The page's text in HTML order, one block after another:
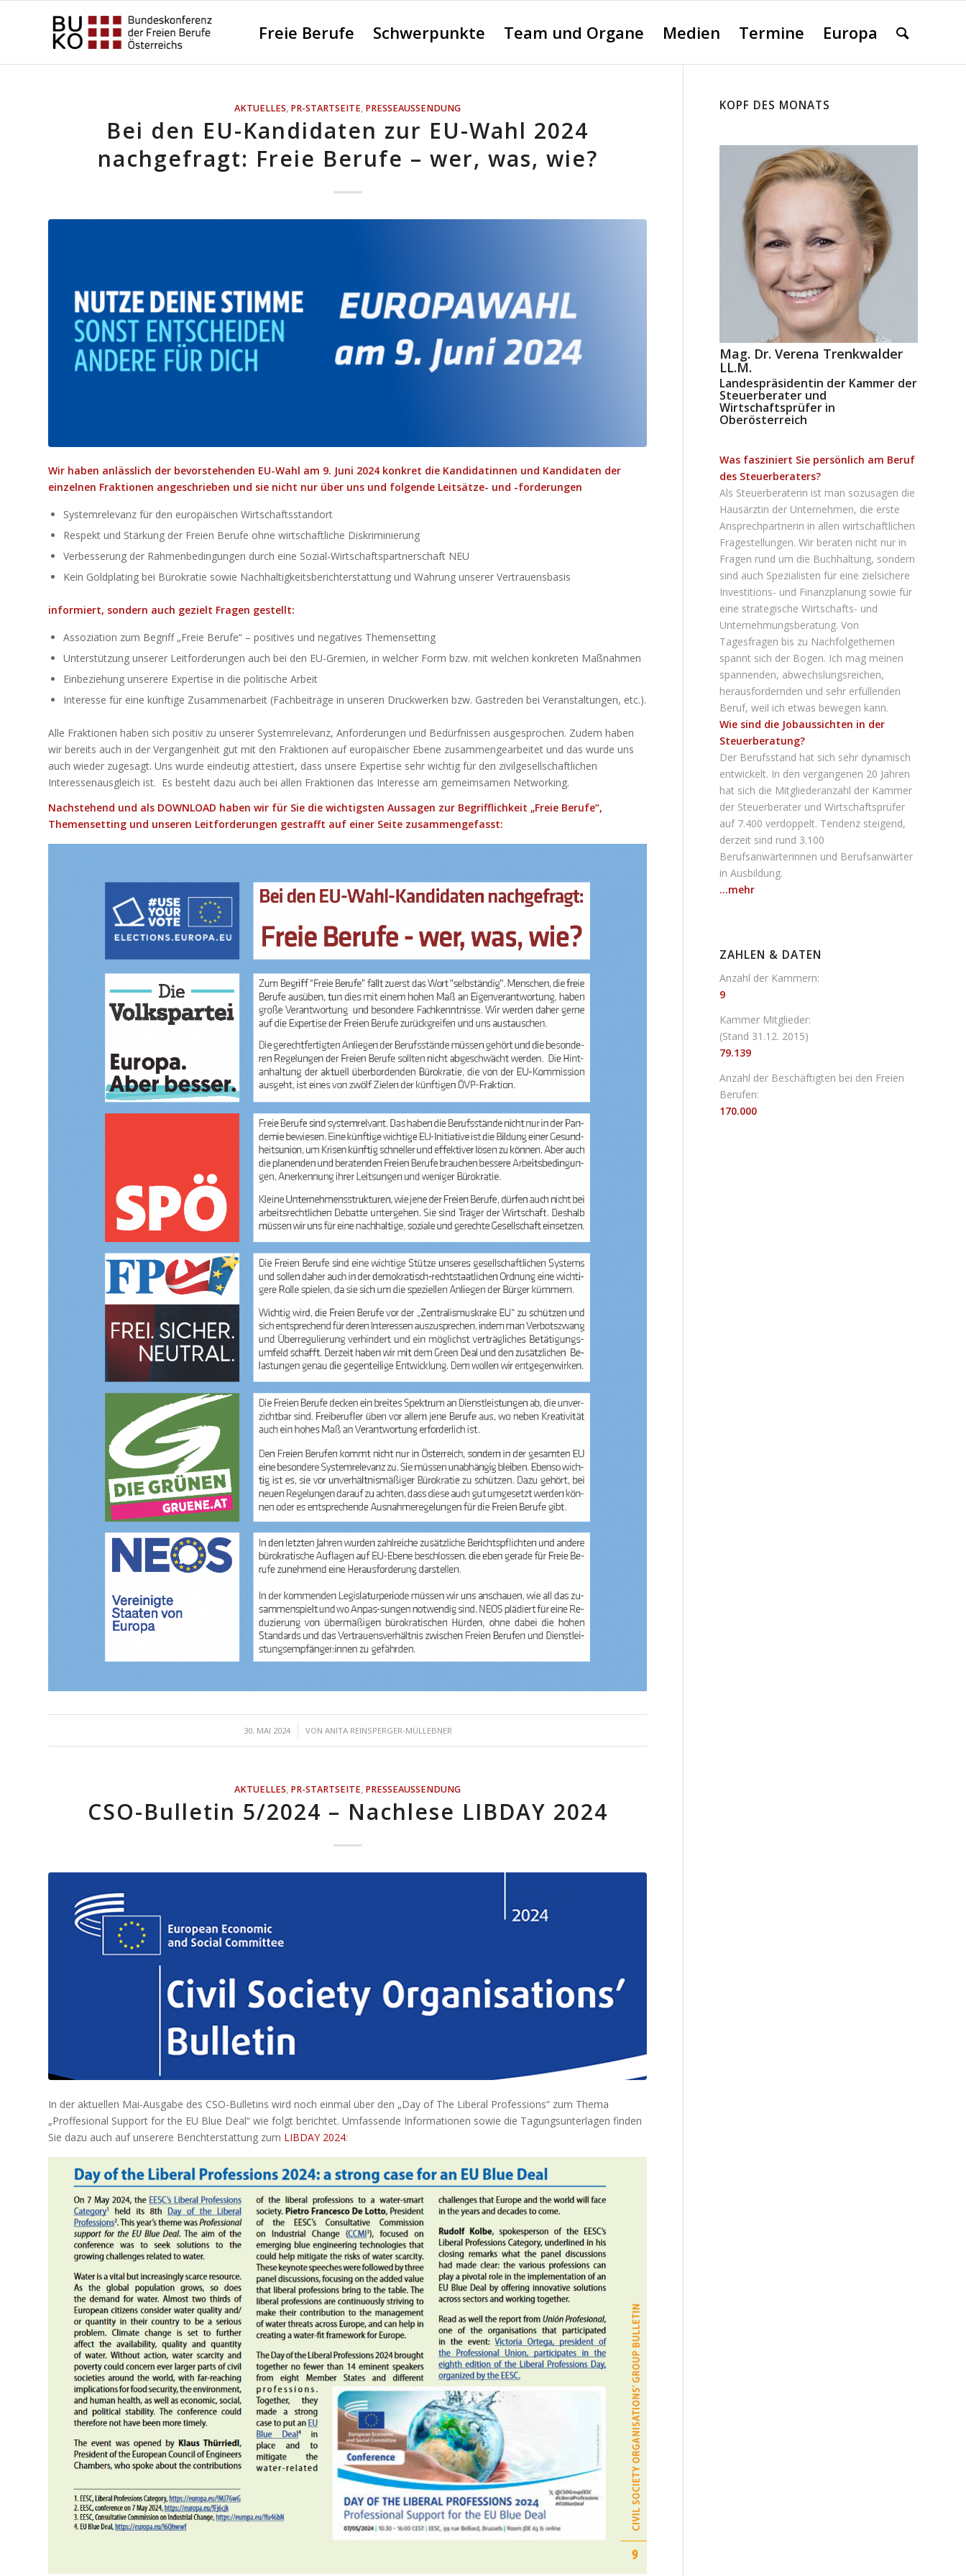
Freie Berufe Schwerpunkte Team und Organe Medien Termine Europa
AKTUELLES, PR-STARTSEITE, PRESSEAUSSENDUNG
Bei den EU-Kandidaten zur EU-Wahl 2024
nachgefragt: Freie Berufe – wer, was, wie?
Wir haben anlässlich der bevorstehenden EU-Wahl am 9. Juni 2024 konkret die Kandidatinnen und Kandidaten der
einzelnen Fraktionen angeschrieben und sie nicht nur über uns und folgende Leitsätze- und -forderungen
Systemrelevanz für den europäischen Wirtschaftsstandort
Respekt und Stärkung der Freien Berufe ohne wirtschaftliche Diskriminierung
Verbesserung der Rahmenbedingungen durch eine Sozial-Wirtschaftspartnerschaft NEU
Kein Goldplating bei Bürokratie sowie Nachhaltigkeitsberichterstattung und Wahrung unserer Vertrauensbasis
informiert, sondern auch gezielt Fragen gestellt:
Assoziation zum Begriff „Freie Berufe“ – positives und negatives Themensetting
Unterstützung unserer Leitforderungen auch bei den EU-Gremien, in welcher Form bzw. mit welchen konkreten Maßnahmen
Einbeziehung unserere Expertise in die politische Arbeit
Interesse für eine künftige Zusammenarbeit (Fachbeiträge in unseren Druckwerken bzw. Gastreden bei Veranstaltungen, etc.).
Alle Fraktionen haben sich positiv zu unserer Systemrelevanz, Anforderungen und Bedürfnissen ausgesprochen. Zudem haben
wir bereits auch in der Vergangenheit gut mit den Fraktionen auf europäischer Ebene zusammengearbeitet und das wurde uns
auch wieder zugesagt. Uns wurde eindeutig attestiert, dass unsere Expertise sehr wichtig für den zivilgesellschaftlichen
Interessenausgleich ist. Es besteht dazu auch bei allen Fraktionen das Interesse am gemeimsamen Networking.
Nachstehend und als DOWNLOAD haben wir für Sie die wichtigsten Aussagen zur Begrifflichkeit „Freie Berufe“,
Themensetting und unseren Leitforderungen gestrafft auf einer Seite zusammengefasst:
30. MAI 2024
/ VON ANITA REINSPERGER-MÜLLEBNER
AKTUELLES, PR-STARTSEITE, PRESSEAUSSENDUNG
CSO-Bulletin 5/2024 – Nachlese LIBDAY 2024
In der aktuellen Mai-Ausgabe des CSO-Bulletins wird noch einmal über den „Day of The Liberal Professions“ zum Thema
„Proffesional Support for the EU Blue Deal“ wie folgt berichtet. Umfassende Informationen sowie die Tagungsunterlagen finden
Sie dazu auch auf unserere Berichterstattung zum LIBDAY 2024:
KOPF DES MONATS
Mag. Dr. Verena Trenkwalder
LL.M.
Landespräsidentin der Kammer der
Steuerberater und
Wirtschaftsprüfer in
Oberösterreich
Was fasziniert Sie persönlich am Beruf
des Steuerberaters?
Als Steuerberaterin ist man sozusagen die
Hausärztin der Unternehmen, die erste
Ansprechpartnerin in allen wirtschaftlichen
Fragestellungen. Wir beraten nicht nur in
Fragen rund um die Buchhaltung, sondern
sind auch Spezialisten für eine zielsichere
Investitions- und Finanzplanung sowie für
eine strategische Wirtschafts- und
Unternehmungsberatung. Von
Tagesfragen bis zu Nachfolgethemen
spannt sich der Bogen. Ich mag meinen
spannenden, abwechslungsreichen,
herausfordernden und sehr erfüllenden
Beruf, weil ich etwas bewegen kann.
Wie sind die Jobaussichten in der
Steuerberatung?
Der Berufsstand hat sich sehr dynamisch
entwickelt. In den vergangenen 20 Jahren
hat sich die Mitgliederanzahl der Kammer
der Steuerberater und Wirtschaftsprüfer
auf 7.400 verdoppelt. Tendenz steigend,
derzeit sind rund 3.100
Berufsanwärterinnen und Berufsanwärter
in Ausbildung.
...mehr
ZAHLEN & DATEN
Anzahl der Kammern:
9
Kammer Mitglieder:
(Stand 31.12. 2015)
79.139
Anzahl der Beschäftigten bei den Freien
Berufen:
170.000